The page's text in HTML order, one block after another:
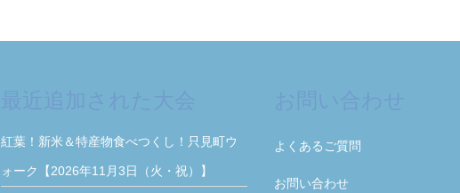
紅葉！新米＆特産物食べつくし！只見町ウ
ォーク【2026年11月3日（火・祝）】
よくあるご質問
お問い合わせ